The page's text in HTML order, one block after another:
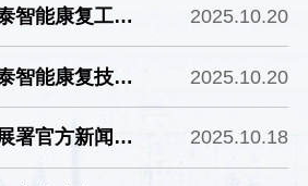
智能康复工程
揭牌
2025.10.20
智能康复技术
2025.10.20
署官方新闻】
วมขับเคลื่อน
2025.10.18